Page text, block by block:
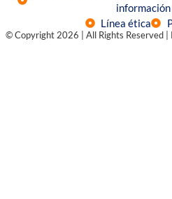
Línea ética
© Copyright 2026 | All Rights Reserved |